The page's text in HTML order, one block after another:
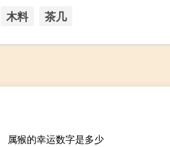
木料 茶几
属猴的幸运数字是多少